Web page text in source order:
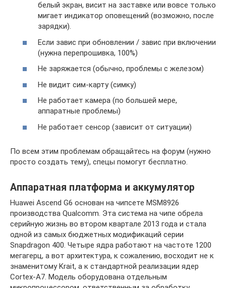
белый экран, висит на заставке или вовсе только
мигает индикатор оповещений (возможно, после
зарядки).
Если завис при обновлении / завис при включении
(нужна перепрошивка, 100%)
Не заряжается (обычно, проблемы с железом)
Не видит сим-карту (симку)
Не работает камера (по большей мере,
аппаратные проблемы)
Не работает сенсор (зависит от ситуации)
По всем этим проблемам обращайтесь на форум (нужно
просто создать тему), спецы помогут бесплатно.
Аппаратная платформа и аккумулятор
Huawei Ascend G6 основан на чипсете MSM8926
производства Qualcomm. Эта система на чипе обрела
серийную жизнь во втором квартале 2013 года и стала
одной из самых бюджетных модификаций серии
Snapdragon 400. Четыре ядра работают на частоте 1200
мегагерц, а вот архитектура, к сожалению, восходит не к
знаменитому Krait, а к стандартной реализации ядер
Cortex-A7. Модель оборудована отдельным